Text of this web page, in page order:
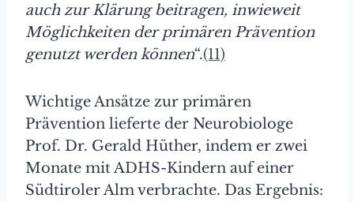
auch zur Klärung beitragen, inwieweit
Möglichkeiten der primären Prävention
genutzt werden können“.(11)
Wichtige Ansätze zur primären
Prävention lieferte der Neurobiologe
Prof. Dr. Gerald Hüther, indem er zwei
Monate mit ADHS-Kindern auf einer
Südtiroler Alm verbrachte. Das Ergebnis: